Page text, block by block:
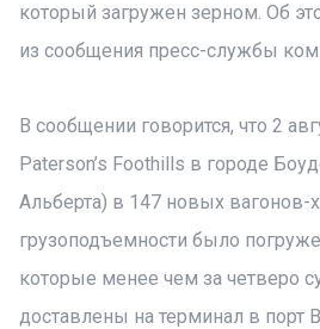
который загружен зерном. Об
из сообщения пресс-службы
В сообщении говорится, что 2
Paterson’s Foothills в городе
Альберта) в 147 новых
грузоподъемности было
которые менее чем за четверо
доставлены на терминал в порт